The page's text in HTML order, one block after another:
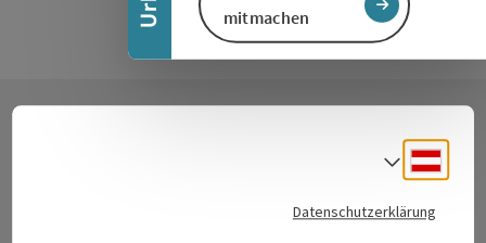
mitmachen
Datenschutzerklärung